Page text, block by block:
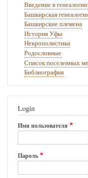
Введение в
Башкирская
Башкирские племена
История Уфы
Некрополистика
Родословные
Список поселенных
Библиография
Login
Имя пользователя
Пароль